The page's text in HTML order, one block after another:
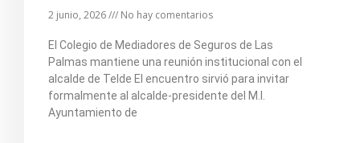
2 junio, 2026 No hay comentarios
El Colegio de Mediadores de Seguros de Las
Palmas mantiene una reunión institucional con el
alcalde de Telde El encuentro sirvió para invitar
formalmente al alcalde-presidente del M.I.
Ayuntamiento de